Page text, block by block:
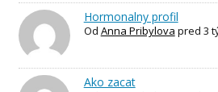
Hormonalny profil
Od Anna Pribylova pred 3
Ako zacat